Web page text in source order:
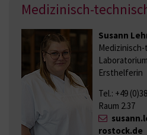
Medizinisch-
Susann
Ersthelferin
Tel.: +49
Raum 2.37
rostock.de